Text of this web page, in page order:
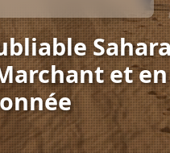
et en